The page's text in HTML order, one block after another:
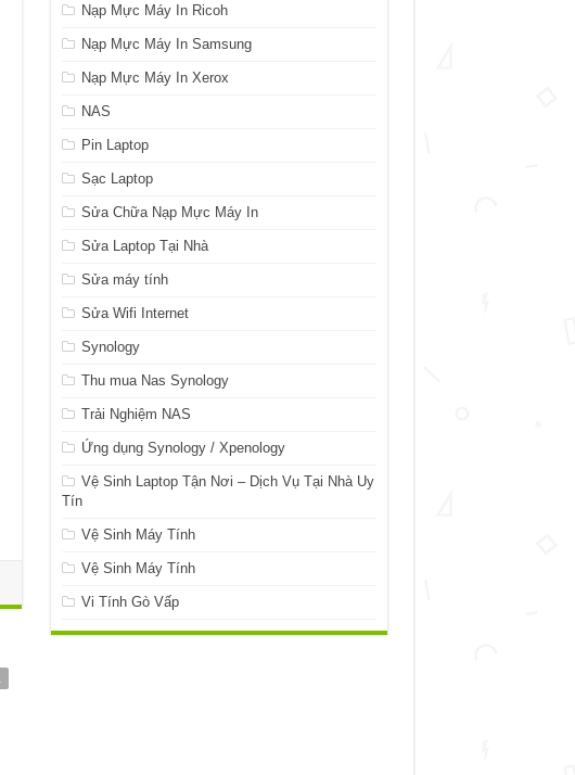
Nạp Mực Máy In Ricoh
Nạp Mực Máy In Samsung
Nạp Mực Máy In Xerox
NAS
Pin Laptop
Sạc Laptop
Sửa Chữa Nạp Mực Máy In
Sửa Laptop Tại Nhà
Sửa máy tính
Sửa Wifi Internet
Synology
Thu mua Nas Synology
Trải Nghiệm NAS
Ứng dụng Synology / Xpenology
Vệ Sinh Laptop Tận Nơi – Dịch Vụ Tại Nhà Uy
Tín
Vệ Sinh Máy Tính
Vệ Sinh Máy Tính
Vi Tính Gò Vấp